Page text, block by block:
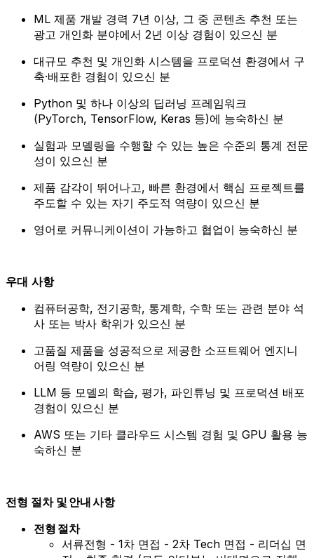
ML 제품 개발 경력 7년 이상, 그 중 콘텐츠 추천 또는
광고 개인화 분야에서 2년 이상 경험이 있으신 분
대규모 추천 및 개인화 시스템을 프로덕션 환경에서 구
축·배포한 경험이 있으신 분
Python 및 하나 이상의 딥러닝 프레임워크
(PyTorch, TensorFlow, Keras 등)에 능숙하신 분
실험과 모델링을 수행할 수 있는 높은 수준의 통계 전문
성이 있으신 분
제품 감각이 뛰어나고, 빠른 환경에서 핵심 프로젝트를
주도할 수 있는 자기 주도적 역량이 있으신 분
영어로 커뮤니케이션이 가능하고 협업이 능숙하신 분
우대 사항
컴퓨터공학, 전기공학, 통계학, 수학 또는 관련 분야 석
사 또는 박사 학위가 있으신 분
고품질 제품을 성공적으로 제공한 소프트웨어 엔지니
어링 역량이 있으신 분
LLM 등 모델의 학습, 평가, 파인튜닝 및 프로덕션 배포
경험이 있으신 분
AWS 또는 기타 클라우드 시스템 경험 및 GPU 활용 능
숙하신 분
전형 절차 및 안내 사항
전형 절차
서류전형 - 1차 면접 - 2차 Tech 면접 - 리더십 면